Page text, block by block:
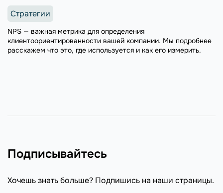
Стратегии
NPS — важная метрика для определения
клиентоориентированности вашей компании. Мы подробнее
расскажем что это, где используется и как его измерить.
Подписывайтесь
Хочешь знать больше? Подпишись на наши страницы.